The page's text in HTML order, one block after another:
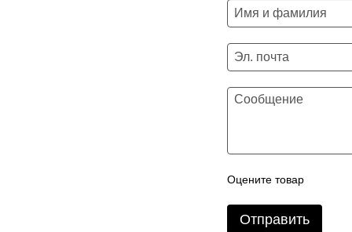
Оцените товар
Отправить